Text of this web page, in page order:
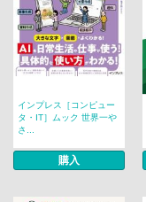
インプレス［コンピュー
タ・IT］ムック 世界一や
さ...
購入